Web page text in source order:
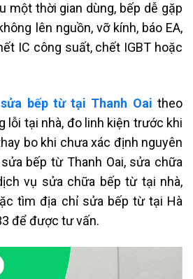
một thời gian dùng, bếp dễ gặp
lên nguồn, vỡ kính, báo EA,
IC công suất, chết IGBT hoặc
sửa bếp từ tại Thanh Oai theo
lỗi tại nhà, đo linh kiện trước khi
bo khi chưa xác định nguyên
bếp từ Thanh Oai, sửa chữa
vụ sửa chữa bếp từ tại nhà,
tìm địa chỉ sửa bếp từ tại Hà
để được tư vấn.